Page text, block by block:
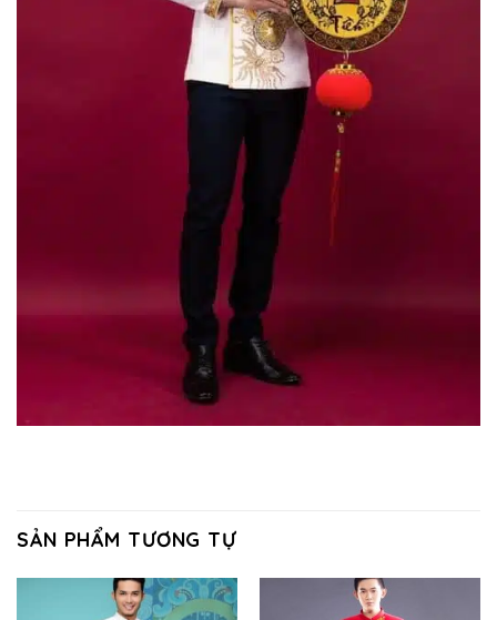
SẢN PHẨM TƯƠNG TỰ